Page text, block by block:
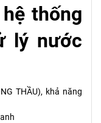
thống
lý nước
THẦU), khả năng